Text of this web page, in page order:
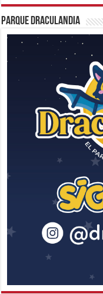
Parque Draculandia